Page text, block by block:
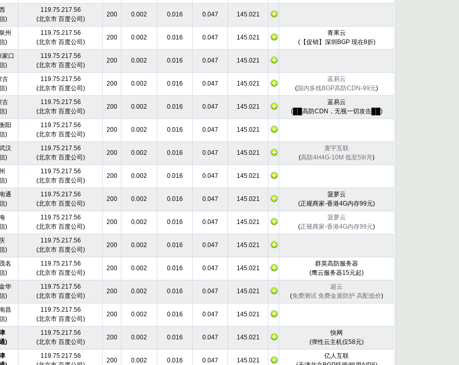
)
119.75.217.56
(北京市 百度公司)
200 0.002 0.016 0.047 145.021
州
)
119.75.217.56
(北京市 百度公司)
200 0.002 0.016 0.047 145.021
青果云
(【促销】深圳BGP 现在8折)
家口
)
119.75.217.56
(北京市 百度公司)
200 0.002 0.016 0.047 145.021
古
)
119.75.217.56
(北京市 百度公司)
200 0.002 0.016 0.047 145.021
蓝易云
(国内多线BGP高防CDN-99元)
古
)
119.75.217.56
(北京市 百度公司)
200 0.002 0.016 0.047 145.021
蓝易云
(██高防CDN，无视一切攻击██ )
阳
)
119.75.217.56
(北京市 百度公司)
200 0.002 0.016 0.047 145.021
汉
)
119.75.217.56
(北京市 百度公司)
200 0.002 0.016 0.047 145.021
寰宇互联
(高防4H4G-10M 低至59/月 )
)
119.75.217.56
(北京市 百度公司)
200 0.002 0.016 0.047 145.021
通
)
119.75.217.56
(北京市 百度公司)
200 0.002 0.016 0.047 145.021
菠萝云
(正规商家-香港4G内存99元)
)
119.75.217.56
(北京市 百度公司)
200 0.002 0.016 0.047 145.021
菠萝云
(正规商家-香港4G内存99元)
)
119.75.217.56
(北京市 百度公司)
200 0.002 0.016 0.047 145.021
名
)
119.75.217.56
(北京市 百度公司)
200 0.002 0.016 0.047 145.021
群英高防服务器
(鹰云服务器15元起)
华
)
119.75.217.56
(北京市 百度公司)
200 0.002 0.016 0.047 145.021
超云
(免费测试 免费金盾防护 高配低价)
昌
)
119.75.217.56
(北京市 百度公司)
200 0.002 0.016 0.047 145.021
)
119.75.217.56
(北京市 百度公司)
200 0.002 0.016 0.047 145.021
快网
(弹性云主机仅58元)
119.75.217.56
200 0.002 0.016 0.047 145.021
亿人互联